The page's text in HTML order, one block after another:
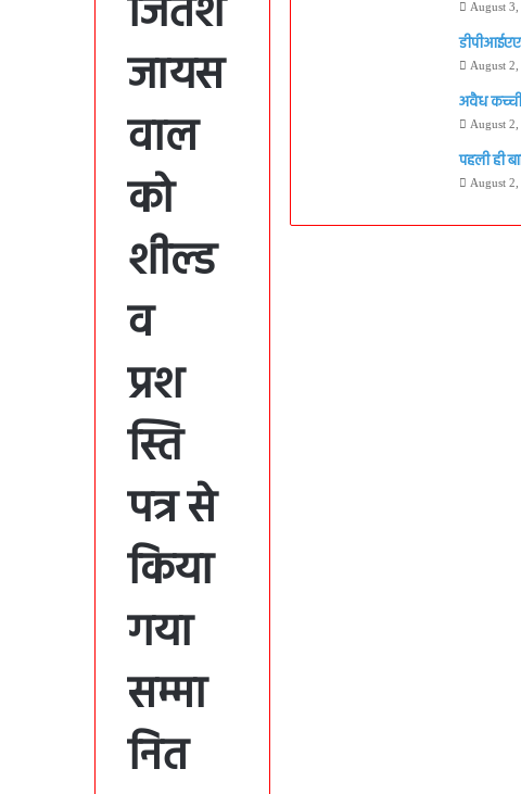
जितेश
जायस
वाल
को
शील्ड
व
प्रश
स्ति
पत्र से
किया
गया
सम्मा
नित
August
August
अवैध कच्ची
August
पहली ही
August